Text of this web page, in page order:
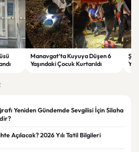
Manavgat’ta Kuyuya Düşen 6
Yaşındaki Çocuk Kurtarıldı
Yeniden Gündemde Sevgilisi İçin Silaha
Açılacak? 2026 Yılı Tatil Bilgileri